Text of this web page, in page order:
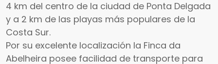
4 km del centro de la ciudad de Ponta Delgada
y a 2 km de las playas más populares de la
Costa Sur.
Por su excelente localización la Finca da
Abelheira posee facilidad de transporte para